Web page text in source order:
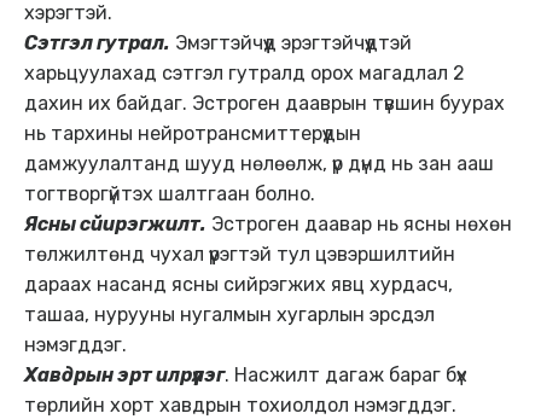
хэрэгтэй.
Сэтгэл гутрал. Эмэгтэйчүүд эрэгтэйчүүдтэй
харьцуулахад сэтгэл гутралд орох магадлал 2
дахин их байдаг. Эстроген дааврын түвшин буурах
нь тархины нейротрансмиттерүүдын
дамжуулалтанд шууд нөлөөлж, үр дүнд нь зан ааш
тогтворгүйтэх шалтгаан болно.
Ясны сйирэгжилт. Эстроген даавар нь ясны нөхөн
төлжилтөнд чухал үүрэгтэй тул цэвэршилтийн
дараах насанд ясны сийрэгжих явц хурдасч,
ташаа, нурууны нугалмын хугарлын эрсдэл
нэмэгддэг.
Хавдрын эрт илрүүлэг. Насжилт дагаж бараг бүх
төрлийн хорт хавдрын тохиолдол нэмэгддэг.